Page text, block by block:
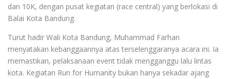
dan 10K, dengan pusat kegiatan (race central) yang berlokasi di
Balai Kota Bandung.
Turut hadir Wali Kota Bandung, Muhammad Farhan
menyatakan kebanggaannya atas terselenggaranya acara ini. Ia
memastikan, pelaksanaan event tidak mengganggu lalu lintas
kota. Kegiatan Run for Humanity bukan hanya sekadar ajang